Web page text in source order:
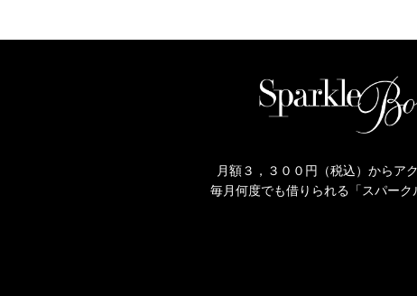
月額３，３００円（税込）からア
毎月何度でも借りられる「スパーク